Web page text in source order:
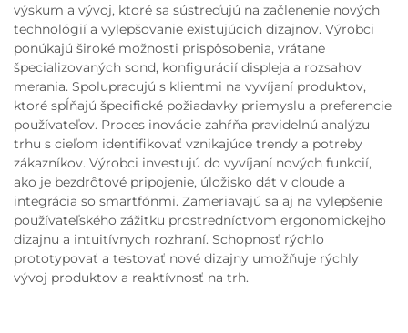
výskum a vývoj, ktoré sa sústreďujú na začlenenie nových
technológií a vylepšovanie existujúcich dizajnov. Výrobci
ponúkajú široké možnosti prispôsobenia, vrátane
špecializovaných sond, konfigurácií displeja a rozsahov
merania. Spolupracujú s klientmi na vyvíjaní produktov,
ktoré spĺňajú špecifické požiadavky priemyslu a preferencie
používateľov. Proces inovácie zahŕňa pravidelnú analýzu
trhu s cieľom identifikovať vznikajúce trendy a potreby
zákazníkov. Výrobci investujú do vyvíjaní nových funkcií,
ako je bezdrôtové pripojenie, úložisko dát v cloude a
integrácia so smartfónmi. Zameriavajú sa aj na vylepšenie
používateľského zážitku prostredníctvom ergonomickejho
dizajnu a intuitívnych rozhraní. Schopnosť rýchlo
prototypovať a testovať nové dizajny umožňuje rýchly
vývoj produktov a reaktívnosť na trh.